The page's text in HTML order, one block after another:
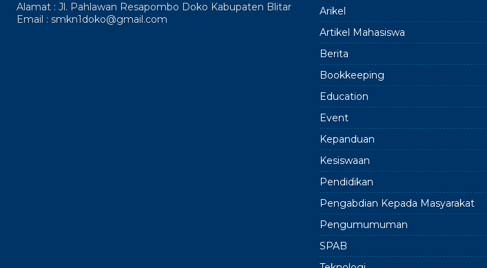
Alamat : Jl. Pahlawan Resapombo Doko Kabupaten Blitar
Email : smkn1doko@gmail.com
Arikel
Artikel Mahasiswa
Berita
Bookkeeping
Education
Event
Kepanduan
Kesiswaan
Pendidikan
Pengabdian Kepada Masyarakat
Pengumumuman
SPAB